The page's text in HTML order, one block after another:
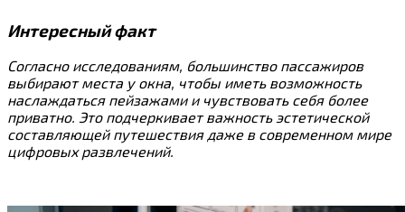
Интересный факт
Согласно исследованиям, большинство пассажиров
выбирают места у окна, чтобы иметь возможность
наслаждаться пейзажами и чувствовать себя более
приватно. Это подчеркивает важность эстетической
составляющей путешествия даже в современном мире
цифровых развлечений.